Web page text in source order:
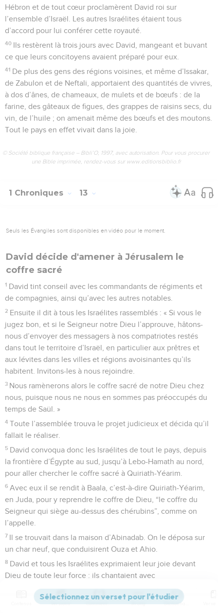
Hébron et de tout cœur proclamèrent David roi sur
l’ensemble d’Israël. Les autres Israélites étaient tous
d’accord pour lui conférer cette royauté.
40 Ils restèrent là trois jours avec David, mangeant et buvant
ce que leurs concitoyens avaient préparé pour eux.
41 De plus des gens des régions voisines, et même d’Issakar,
de Zabulon et de Neftali, apportaient des quantités de vivres,
à dos d’ânes, de chameaux, de mulets et de bœufs : de la
farine, des gâteaux de figues, des grappes de raisins secs, du
vin, de l’huile ; on amenait même des bœufs et des moutons.
Tout le pays en effet vivait dans la joie.
© Société biblique française – Bibli’O, 1997, avec autorisation. Pour vous procurer
une Bible imprimée, rendez-vous sur www.editionsbiblio.fr
1 Chroniques 13
Seuls les Évangiles sont disponibles en vidéo pour le moment.
David décide d'amener à Jérusalem le
coffre sacré
1 David tint conseil avec les commandants de régiments et
de compagnies, ainsi qu’avec les autres notables.
2 Ensuite il dit à tous les Israélites rassemblés : « Si vous le
jugez bon, et si le Seigneur notre Dieu l’approuve, hâtons-
nous d’envoyer des messagers à nos compatriotes restés
dans tout le territoire d’Israël, en particulier aux prêtres et
aux lévites dans les villes et régions avoisinantes qu’ils
habitent. Invitons-les à nous rejoindre.
3 Nous ramènerons alors le coffre sacré de notre Dieu chez
nous, puisque nous ne nous en sommes pas préoccupés du
temps de Saül. »
4 Toute l’assemblée trouva le projet judicieux et décida qu’il
fallait le réaliser.
5 David convoqua donc les Israélites de tout le pays, depuis
la frontière d’Égypte au sud, jusqu’à Lebo-Hamath au nord,
pour aller chercher le coffre sacré à Quiriath-Yéarim.
6 Avec eux il se rendit à Baala, c’est-à-dire Quiriath-Yéarim,
en Juda, pour y reprendre le coffre de Dieu, “le coffre du
Seigneur qui siège au-dessus des chérubins”, comme on
l’appelle.
7 Il se trouvait dans la maison d’Abinadab. On le déposa sur
un char neuf, que conduisirent Ouza et Ahio.
8 David et tous les Israélites exprimaient leur joie devant
Dieu de toute leur force : ils chantaient avec
accompagnement de lyres, de harpes, de tambourins, de
cymbales et de trompettes.
Versions Commentaires Strong